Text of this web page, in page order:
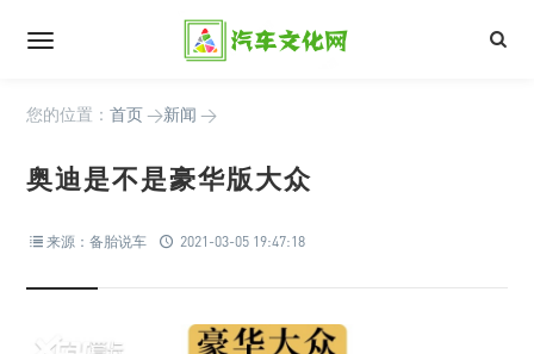
您的位置： 首页 >新闻 >
奥迪是不是豪华版大众
来源：备胎说车 2021-03-05 19:47:18